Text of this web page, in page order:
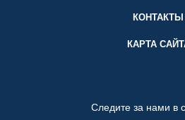
КОНТАКТЫ
КАРТА
Следите за нами в